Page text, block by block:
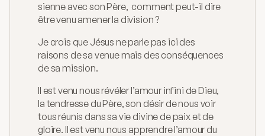
Homéliessienne avec son Père,  comment peut-il dire
être venu amener la division ?
Je crois que Jésus ne parle pas ici des
raisons de sa venue mais des conséquences
de sa mission.
Il est venu nous révéler l’amour infini de Dieu,
la tendresse du Père, son désir de nous voir
tous réunis dans sa vie divine de paix et de
gloire. Il est venu nous apprendre l’amour du